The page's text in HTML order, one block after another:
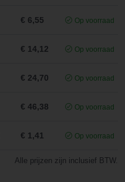
€ 6,55 Op voorraad
€ 14,12 Op voorraad
€ 24,70 Op voorraad
€ 46,38 Op voorraad
€ 1,41 Op voorraad
Alle prijzen zijn inclusief BTW.